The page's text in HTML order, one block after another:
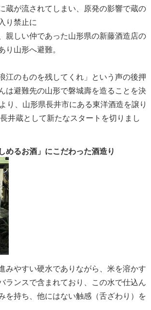
蔵が流されてしまい、原発の影響で蔵の
り禁止に
親しい仲であった山形県の新藤酒造店の
り山形へ避難。
江のものを残してくれ」という声の後押
は避難先の山形で磐城壽を造ることを決
り、山形県長井市にある東洋酒造を譲り
井蔵として新たなスタートを切りまし
めるお酒」にこだわった酒造り
みやすい硬水でありながら、米を溶かす
ランスで含まれており、この水で仕込ん
を持ち、他にはない触感（舌ざわり）を